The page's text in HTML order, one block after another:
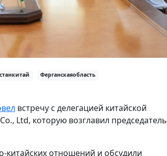
Ферганскаяобласть
встречу с делегацией китайской
Ltd, которую возглавил председатель
китайских отношений и обсудили